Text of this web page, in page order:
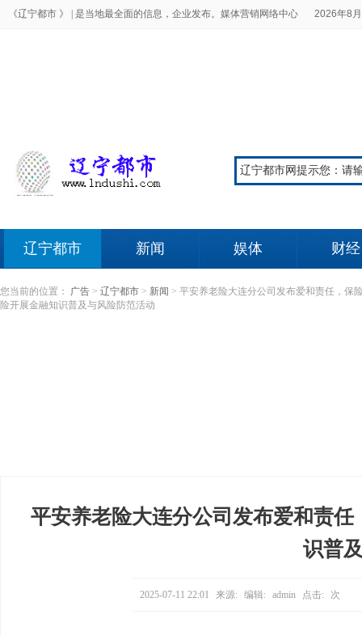
《辽宁都市 》 | 是当地最全面的信息，企业发布。媒体营销网络中心 2026年8
辽宁都市 新闻 娱体 财经
您当前的位置： 广告 > 辽宁都市 > 新闻 > 平安养老险大连分公司发布爱和责任，
险开展金融知识普及与风险防范活动
平安养老险大连分公司发布爱和责
识普
2025-07-11 22:01 来源: 编辑: admin 点击: 次